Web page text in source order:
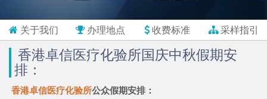
关于我们 办理地点 收费标准 采样指引
香港卓信医疗化验所国庆中秋假期安
排：
香港卓信医疗化验所公众假期安排：